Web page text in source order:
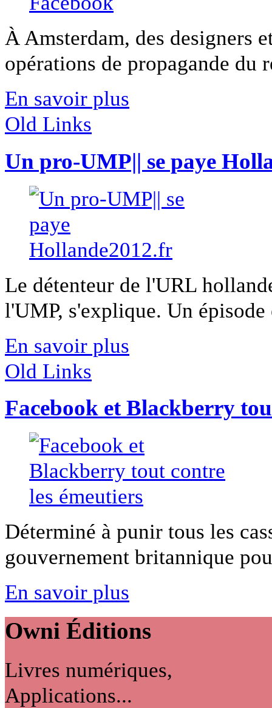
À Amsterdam, des designers
opérations de propagande du
En savoir plus
Old Links
Un pro-UMP|| se paye
Le détenteur de l'URL
l'UMP, s'explique. Un
En savoir plus
Old Links
Facebook et Blackberry
Déterminé à punir tous les
gouvernement britannique
En savoir plus
Owni Éditions
Livres numériques,
Applications...